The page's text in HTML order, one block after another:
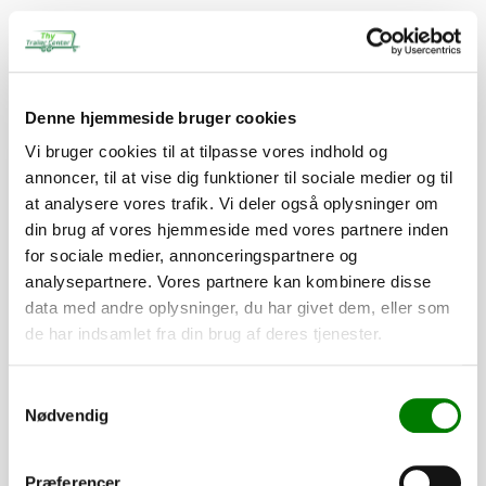
Denne hjemmeside bruger cookies
Vi bruger cookies til at tilpasse vores indhold og
annoncer, til at vise dig funktioner til sociale medier og til
at analysere vores trafik. Vi deler også oplysninger om
din brug af vores hjemmeside med vores partnere inden
for sociale medier, annonceringspartnere og
analysepartnere. Vores partnere kan kombinere disse
data med andre oplysninger, du har givet dem, eller som
de har indsamlet fra din brug af deres tjenester.
Nødvendig